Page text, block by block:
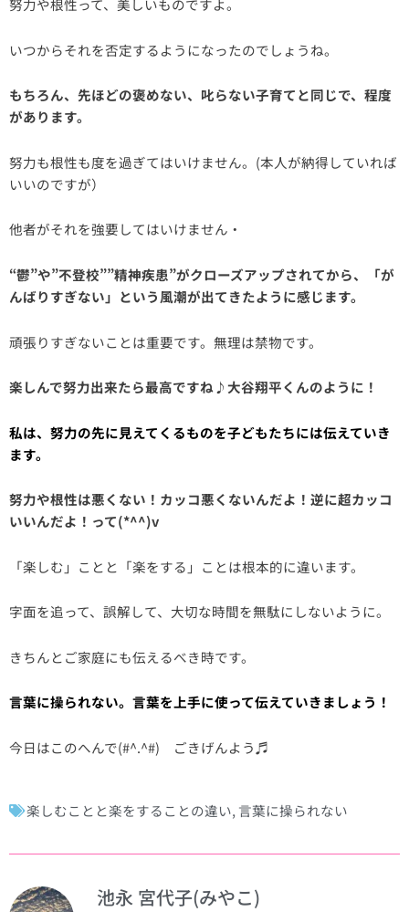
努力や根性って、美しいものですよ。
いつからそれを否定するようになったのでしょうね。
もちろん、先ほどの褒めない、叱らない子育てと同じで、程度
があります。
努力も根性も度を過ぎてはいけません。(本人が納得していれば
いいのですが）
他者がそれを強要してはいけません・
“鬱”や”不登校””精神疾患”がクローズアップされてから、「が
んばりすぎない」という風潮が出てきたように感じます。
頑張りすぎないことは重要です。無理は禁物です。
楽しんで努力出来たら最高ですね♪大谷翔平くんのように！
私は、努力の先に見えてくるものを子どもたちには伝えていき
ます。
努力や根性は悪くない！カッコ悪くないんだよ！逆に超カッコ
いいんだよ！って(*^^)v
「楽しむ」ことと「楽をする」ことは根本的に違います。
字面を追って、誤解して、大切な時間を無駄にしないように。
きちんとご家庭にも伝えるべき時です。
言葉に操られない。言葉を上手に使って伝えていきましょう！
今日はこのへんで(#^.^#) ごきげんよう♬
楽しむことと楽をすることの違い,言葉に操られない
池永 宮代子(みやこ)